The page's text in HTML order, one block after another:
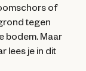
of
tegen
bodem. Maar
lees je in dit